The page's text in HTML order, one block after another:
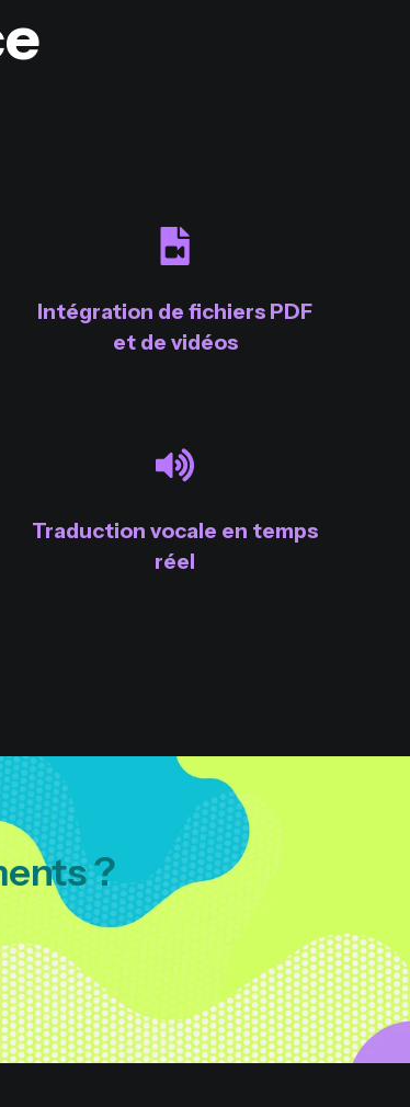
Intégration de fichiers PDF
et de vidéos
Traduction vocale en temps
réel
?